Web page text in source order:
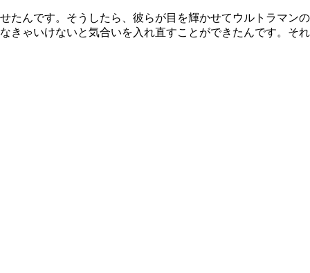
たんです。そうしたら、彼らが目を輝かせてウルトラマンの
きゃいけないと気合いを入れ直すことができたんです。それ